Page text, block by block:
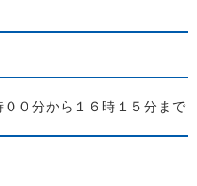
０分から１６時１５分まで